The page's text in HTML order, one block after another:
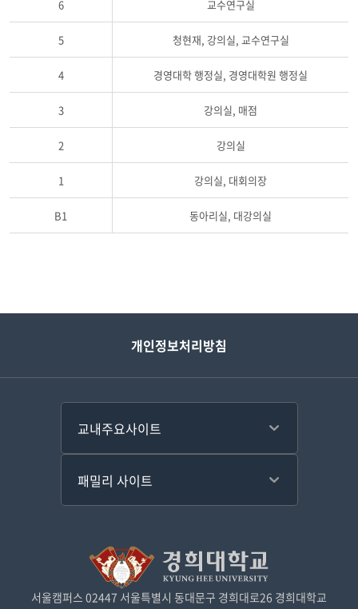
6 교수연구실
5 청현재, 강의실, 교수연구실
4 경영대학 행정실, 경영대학원 행정실
3 강의실, 매점
2 강의실
1 강의실, 대회의장
B1 동아리실, 대강의실
개인정보처리방침
서울캠퍼스 02447 서울특별시 동대문구 경희대로26 경희대학교